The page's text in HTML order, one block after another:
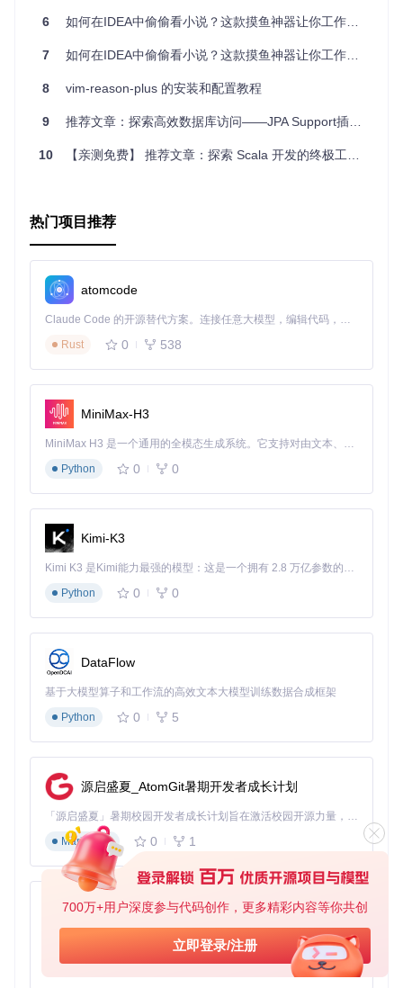
700万+用户深度参与代码创作，更多精彩内容等你共创
立即登录/注册
配置。
开源免费：遵循MIT许可证，可以自由使用和贡献。
想要提升你的ReasonML和OCaml开发体验吗？立即前往
码之旅吧！记得给项目点个赞哦，你的支持是我们前行的动
6 如何在IDEA中偷偷看小说？这款摸鱼神器让你工作阅读两不误！
7 如何在IDEA中偷偷看小说？这款摸鱼神器让你工作阅读两不误！
8 vim-reason-plus 的安装和配置教程
9 推荐文章：探索高效数据库访问——JPA Support插件深度解析与应用
10 【亲测免费】 推荐文章：探索 Scala 开发的终极工具 —— IntelliJ IDEA Scala 插件
热门项目推荐
atomcode
Claude Code 的开源替代方案。连接任意大模型，编辑代码，运行命令，自动验证 — 全自动执行。用 Rust 构建，极致性能。 ｜ An open-source alternative to Claude Code. Connect any LLM, edit code, run commands, and verify changes — autonomously. Built in Rust for speed. Get Started
Rust
0 538
MiniMax-H3
MiniMax H3 是一个通用的全模态生成系统。它支持对由文本、图像、视频和音频组成的多模态上下文进行统一理解，并能生成分辨率高达 2K、时长可达 15 秒的带原生立体声音频的视频。得益于面向任务泛化的系统设计，H3 在预训练阶段就已具备广泛的多模态上下文理解与生成能力，能够出色地执行复杂的多模态指令。
Python
0 0
Kimi-K3
Kimi K3 是Kimi能力最强的模型：这是一个拥有 2.8 万亿参数的混合专家（MoE）模型，具备原生视觉理解能力，并支持 100 万 token 的上下文窗口。
Python
0 0
DataFlow
基于大模型算子和工作流的高效文本大模型训练数据合成框架
Python
0 5
源启盛夏_AtomGit暑期开发者成长计划
「源启盛夏」暑期校园开发者成长计划旨在激活校园开源力量，通过积分激励、认证扶持、资源倾斜等形式，引导高校组织和开发者完成「入驻 — 建项目 — 做贡献 — 获认证 — 得资源」的完整闭环。无论你是想带领社团入驻平台的组织者，还是希望用代码贡献证明自己的开发者，都能在这里找到属于你的成长路径。
Markdown
0 1
py-xiaozhi
基于Python的Xiaozhi AI，适用于想要完整Xiaozhi体验而无需拥有专用硬件的用户。
Python
0 1